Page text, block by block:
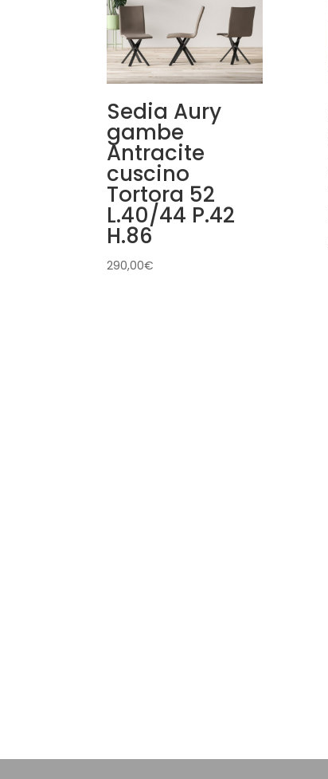
Sedia Aury
gambe
Antracite
cuscino
Tortora 52
L.40/44 P.42
H.86
290,00€